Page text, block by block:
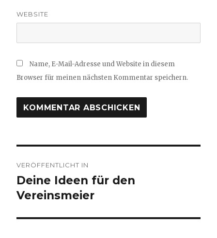
WEBSITE
Name, E-Mail-Adresse und Website in diesem
Browser für meinen nächsten Kommentar speichern.
VERÖFFENTLICHT IN
Deine Ideen für den
Vereinsmeier